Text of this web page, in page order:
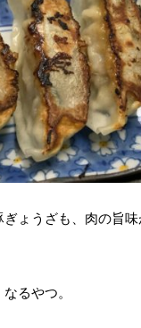
ょうざも、肉の旨
るやつ。